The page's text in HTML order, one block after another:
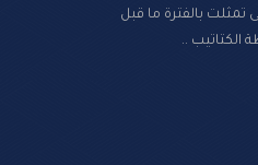
تمثلت بالفترة ما قبل
الكتاتيب ..